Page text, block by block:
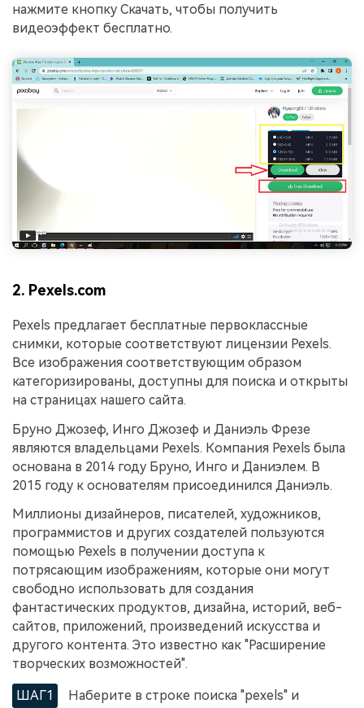
нажмите кнопку Скачать, чтобы получить
видеоэффект бесплатно.
2. Pexels.com
Pexels предлагает бесплатные первоклассные
снимки, которые соответствуют лицензии Pexels.
Все изображения соответствующим образом
категоризированы, доступны для поиска и открыты
на страницах нашего сайта.
Бруно Джозеф, Инго Джозеф и Даниэль Фрезе
являются владельцами Pexels. Компания Pexels была
основана в 2014 году Бруно, Инго и Даниэлем. В
2015 году к основателям присоединился Даниэль.
Миллионы дизайнеров, писателей, художников,
программистов и других создателей пользуются
помощью Pexels в получении доступа к
потрясающим изображениям, которые они могут
свободно использовать для создания
фантастических продуктов, дизайна, историй, веб-
сайтов, приложений, произведений искусства и
другого контента. Это известно как "Расширение
творческих возможностей".
ШАГ1
Наберите в строке поиска "pexels" и